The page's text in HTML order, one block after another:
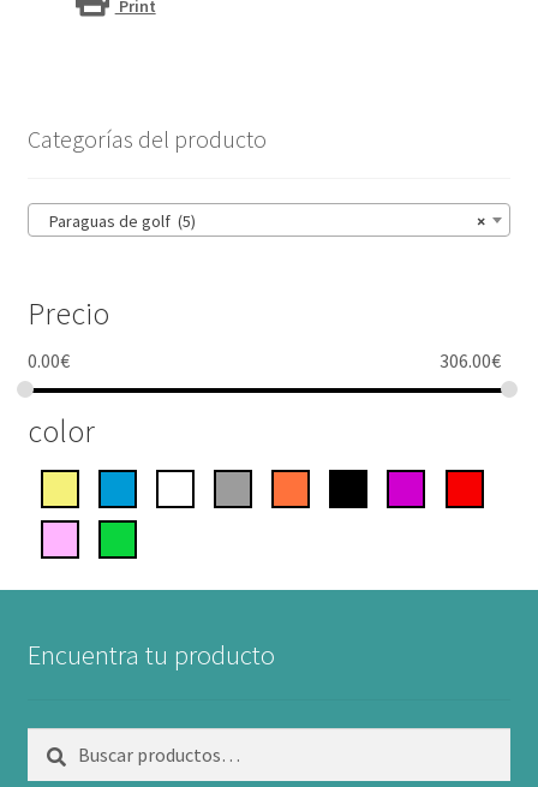
Print
Categorías del producto
×
Paraguas de golf (5)
Precio
0.00€ 306.00€
color
Encuentra tu producto
por: